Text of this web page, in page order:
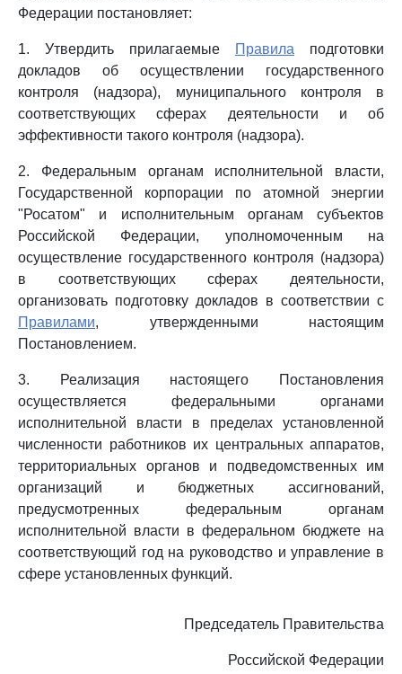
Федерации постановляет:
1. Утвердить прилагаемые Правила подготовки
докладов об осуществлении государственного
контроля (надзора), муниципального контроля в
соответствующих сферах деятельности и об
эффективности такого контроля (надзора).
2. Федеральным органам исполнительной власти,
Государственной корпорации по атомной энергии
"Росатом" и исполнительным органам субъектов
Российской Федерации, уполномоченным на
осуществление государственного контроля (надзора)
в соответствующих сферах деятельности,
организовать подготовку докладов в соответствии с
Правилами, утвержденными настоящим
Постановлением.
3. Реализация настоящего Постановления
осуществляется федеральными органами
исполнительной власти в пределах установленной
численности работников их центральных аппаратов,
территориальных органов и подведомственных им
организаций и бюджетных ассигнований,
предусмотренных федеральным органам
исполнительной власти в федеральном бюджете на
соответствующий год на руководство и управление в
сфере установленных функций.
Председатель Правительства
Российской Федерации